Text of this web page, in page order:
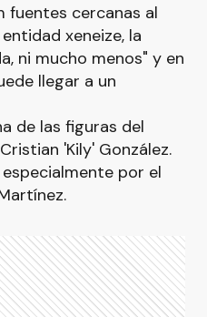
fuentes cercanas al
xeneize, la
ni mucho menos" y en
llegar a un
de las figuras del
'Kily' González.
por el